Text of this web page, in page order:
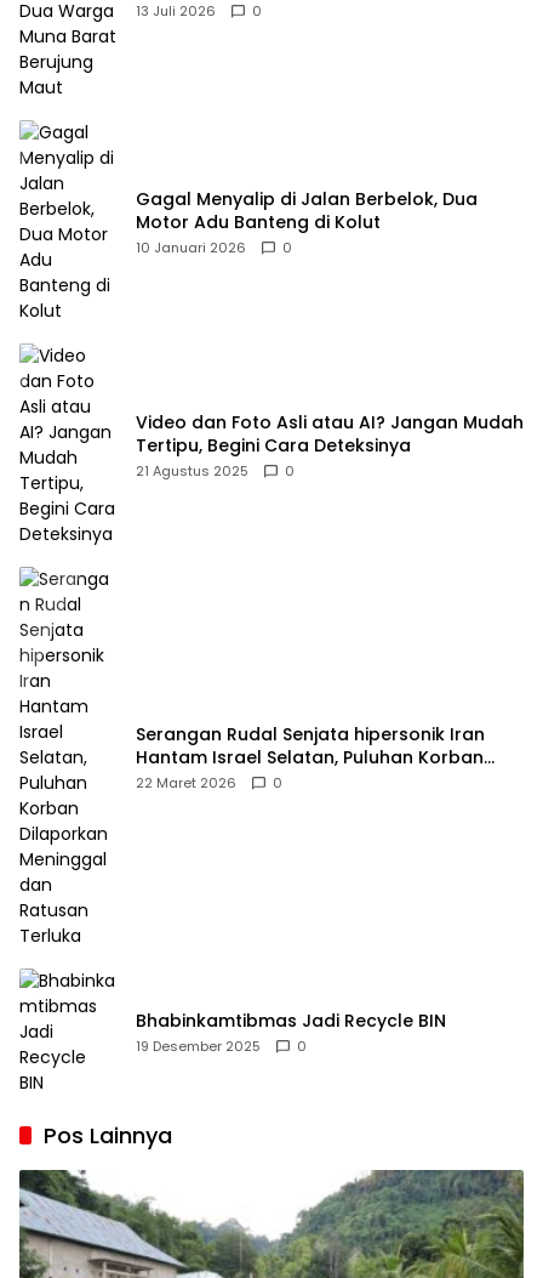
13 Juli 2026 0
Gagal Menyalip di Jalan Berbelok, Dua
Motor Adu Banteng di Kolut
10 Januari 2026 0
Video dan Foto Asli atau AI? Jangan Mudah
Tertipu, Begini Cara Deteksinya
21 Agustus 2025 0
Serangan Rudal Senjata hipersonik Iran
Hantam Israel Selatan, Puluhan Korban
Dilaporkan Meninggal dan Ratusan Terluka
22 Maret 2026 0
Bhabinkamtibmas Jadi Recycle BIN
19 Desember 2025 0
Pos Lainnya